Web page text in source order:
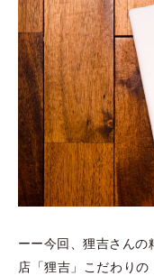
ーー今回、狸吉さんの
店 「狸吉 」 こだわりの